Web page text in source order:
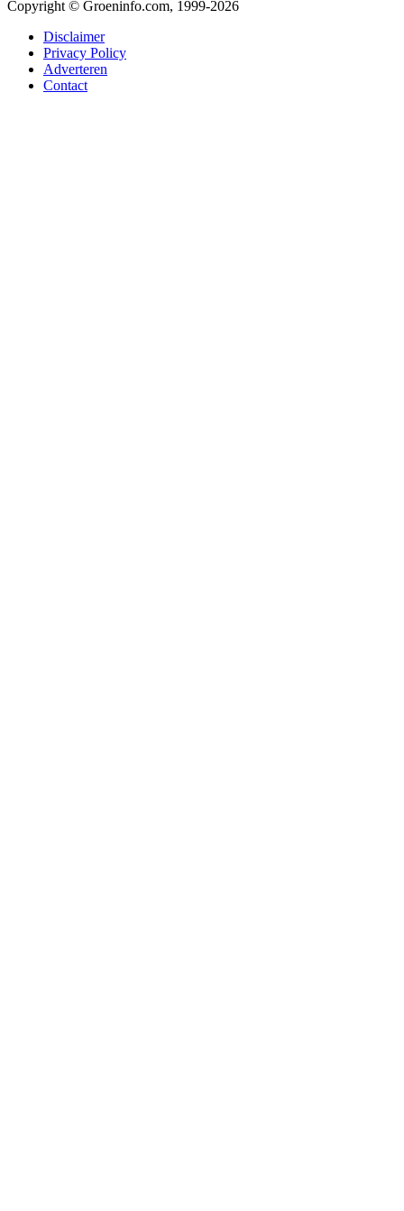
Copyright © Groeninfo.com, 1999-2026
Disclaimer
Privacy Policy
Adverteren
Contact